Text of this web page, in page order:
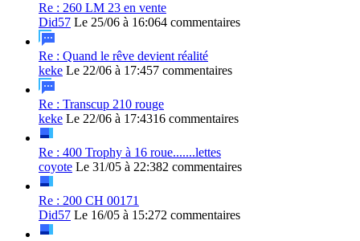
Re : 260 LM 23 en vente
Did57 Le 25/06 à 16:064 commentaires
Re : Quand le rêve devient réalité
keke Le 22/06 à 17:457 commentaires
Re : Transcup 210 rouge
keke Le 22/06 à 17:4316 commentaires
Re : 400 Trophy à 16 roue.......lettes
coyote Le 31/05 à 22:382 commentaires
Re : 200 CH 00171
Did57 Le 16/05 à 15:272 commentaires